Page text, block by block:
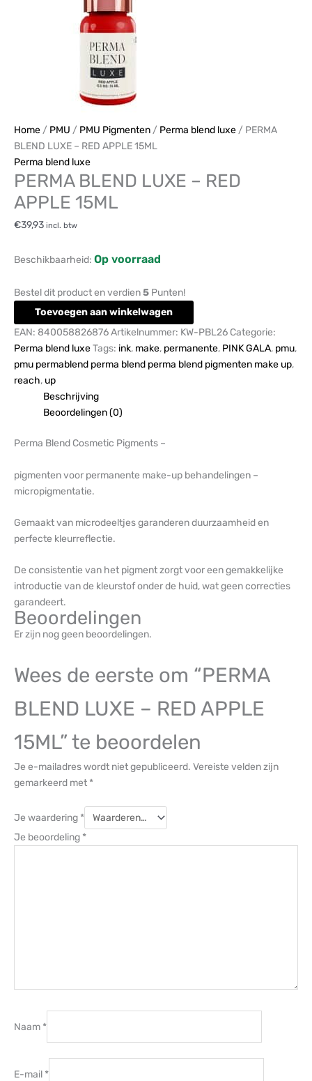
Home / PMU / PMU Pigmenten / Perma blend luxe / PERMA
BLEND LUXE – RED APPLE 15ML
Perma blend luxe
PERMA BLEND LUXE – RED
APPLE 15ML
€39,93 incl. btw
Beschikbaarheid: Op voorraad
Bestel dit product en verdien5 Punten!
Toevoegen aan winkelwagen
EAN: 840058826876Artikelnummer: KW-PBL26 Categorie:
Perma blend luxeTags: ink, make, permanente, PINK GALA, pmu,
pmu permablend perma blend perma blend pigmenten make up,
reach, up
Beschrijving
Beoordelingen (0)
Perma Blend Cosmetic Pigments –
pigmenten voor permanente make-up behandelingen –
micropigmentatie.
Gemaakt van microdeeltjes garanderen duurzaamheid en
perfecte kleurreflectie.
De consistentie van het pigment zorgt voor een gemakkelijke
introductie van de kleurstof onder de huid, wat geen correcties
garandeert.
Beoordelingen
Er zijn nog geen beoordelingen.
Wees de eerste om “PERMA
BLEND LUXE – RED APPLE
15ML” te beoordelen
Je e-mailadres wordt niet gepubliceerd. Vereiste velden zijn
gemarkeerd met *
Je waardering *
Je beoordeling *
Naam *
E-mail *